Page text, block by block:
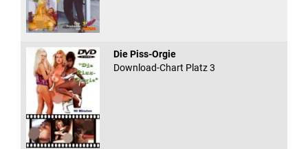
Die Piss-Orgie
Download-Chart Platz 3